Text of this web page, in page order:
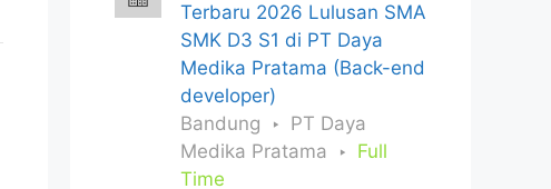
Terbaru 2026 Lulusan SMA
SMK D3 S1 di PT Daya
Medika Pratama (Back-end
developer)
Bandung
PT Daya
Medika Pratama
Full
Time